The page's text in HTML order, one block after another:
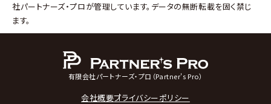
社パートナーズ・プロが管理しています。データの無断転載を固く禁じ
ます。
有限会社パートナーズ・プロ（Partner's Pro）
会社概要プライバシーポリシー